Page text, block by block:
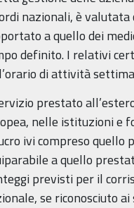
nazionali, è
a quello dei
definito. I relativi
di attività
prestato
nelle istituzioni e
ivi compreso quello
a quello
previsti per il
se riconosciuto